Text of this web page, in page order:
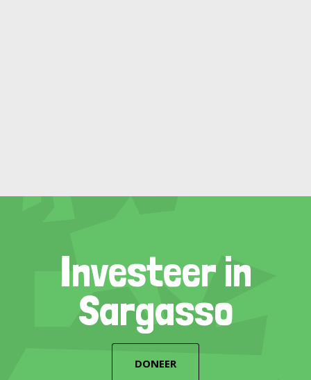
Investeer in
Sargasso
DONEER